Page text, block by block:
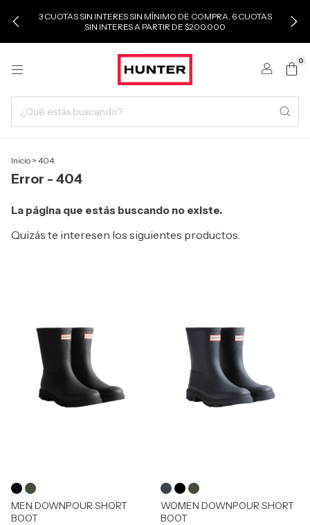
3 CUOTAS SIN INTERES SIN MÍNIMO DE COMPRA, 6 CUOTAS
SIN INTERES A PARTIR DE $200.000
0
Inicio > 404
Error - 404
La página que estás buscando no existe.
Quizás te interesen los siguientes productos.
MEN DOWNPOUR SHORT
BOOT
WOMEN DOWNPOUR SHORT
BOOT